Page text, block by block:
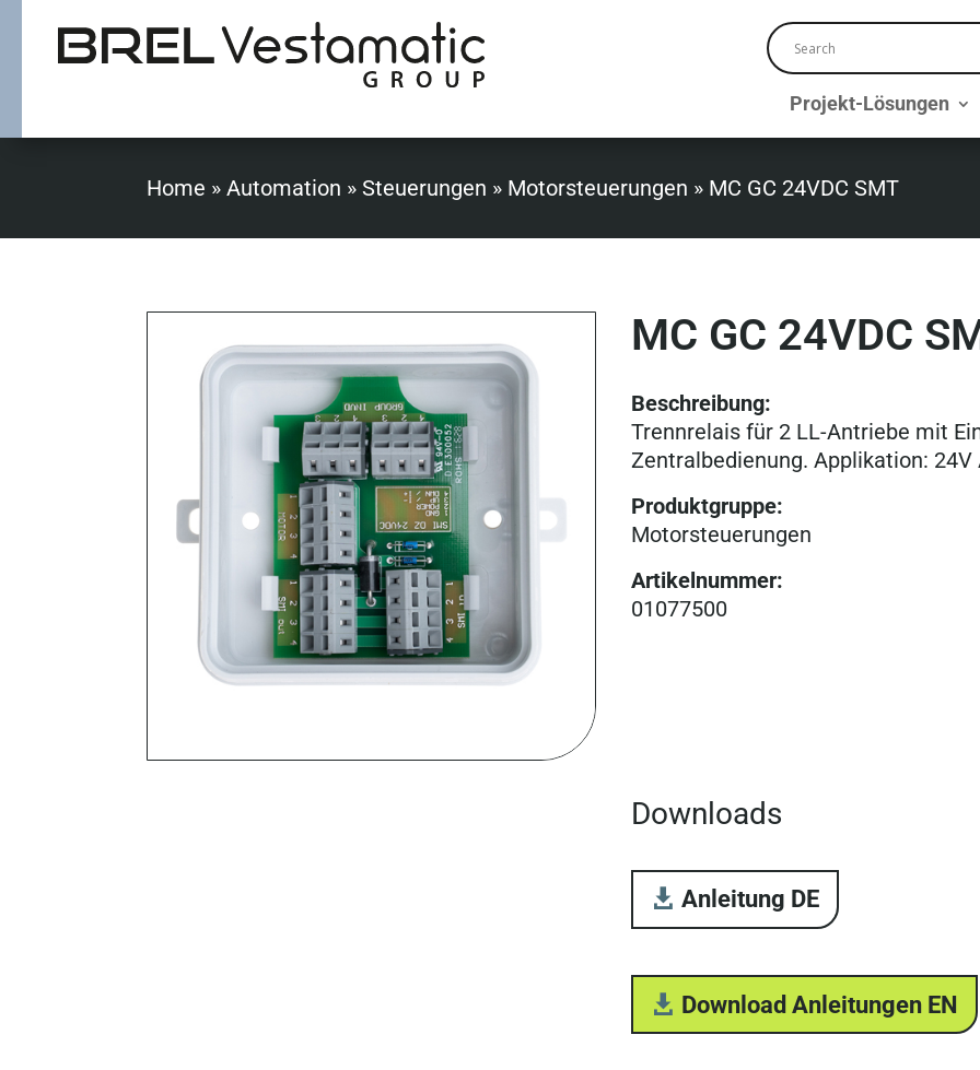
Projekt-Lösungen
Home »Automation »Steuerungen » Motorsteuerungen » MC GC 24VDC SMT
MC GC 24VDC
Beschreibung:
Trennrelais für 2 LL-Antriebe mit
Zentralbedienung. Applikation:
Produktgruppe:
Motorsteuer­ungen
Artikelnummer:
01077500
Downloads
Anleitung DE
Download Anleitungen EN